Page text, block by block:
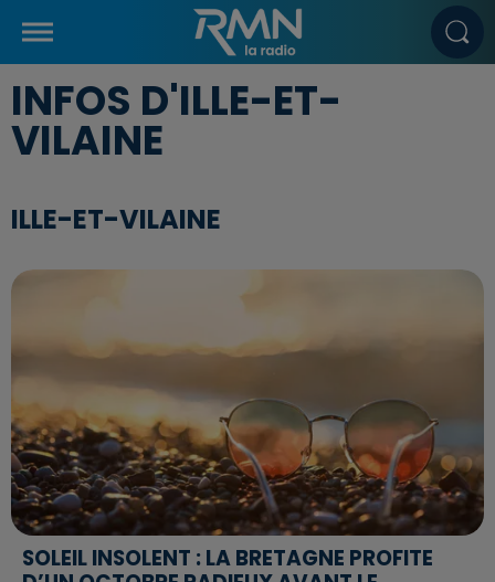
INFOS D'ILLE-ET-
VILAINE
ILLE-ET-VILAINE
SOLEIL INSOLENT : LA BRETAGNE PROFITE